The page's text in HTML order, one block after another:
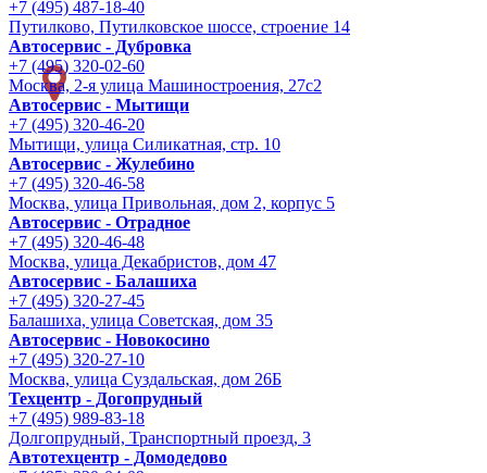
+7 (495) 487-18-40
Путилково, Путилковское шоссе, строение 14
Автосервис - Дубровка
+7 (495) 320-02-60
Москва, 2-я улица Машиностроения, 27с2
Автосервис - Мытищи
+7 (495) 320-46-20
Мытищи, улица Силикатная, стр. 10
Автосервис - Жулебино
+7 (495) 320-46-58
Москва, улица Привольная, дом 2, корпус 5
Автосервис - Отрадное
+7 (495) 320-46-48
Москва, улица Декабристов, дом 47
Автосервис - Балашиха
+7 (495) 320-27-45
Балашиха, улица Советская, дом 35
Автосервис - Новокосино
+7 (495) 320-27-10
Москва, улица Суздальская, дом 26Б
Техцентр - Догопрудный
+7 (495) 989-83-18
Долгопрудный, Транспортный проезд, 3
Автотехцентр - Домодедово